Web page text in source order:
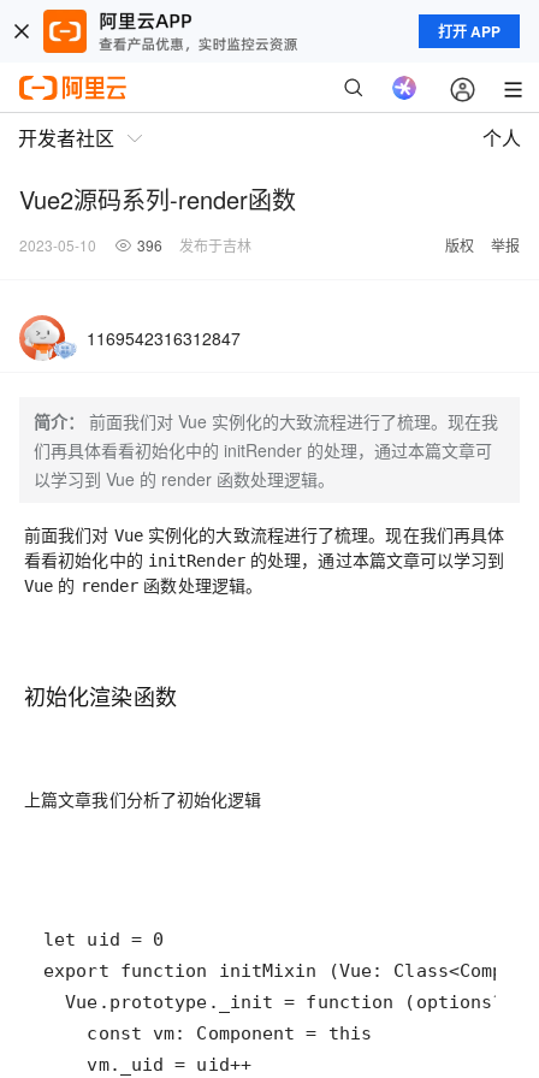
打开 APP
开发者社区 个人
Vue2源码系列-render函数
2023-05-10 396 发布于吉林 版权 举报
1169542316312847
简介：
前面我们对 Vue 实例化的大致流程进行了梳理。现在我
们再具体看看初始化中的 initRender 的处理，通过本篇文章可
以学习到 Vue 的 render 函数处理逻辑。
前面我们对 Vue实例化的大致流程进行了梳理。现在我们再具体
看看初始化中的 initRender的处理，通过本篇文章可以学习到
Vue 的 render 函数处理逻辑。
初始化渲染函数
上篇文章我们分析了初始化逻辑
    vm._uid = uid++